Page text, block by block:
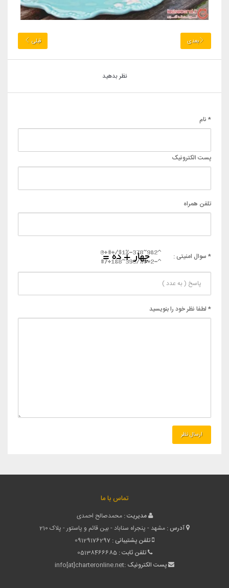
بعدی قبلی
نظر بدهید
* نام
پست الکترونیک
تلفن همراه
* سوال امنیتی :
* لطفا نظر خود را بنویسید
تماس با ما
مدیریت : محمدصالح احمدی
آدرس : مشهد - پنجراه سناباد - بین قائم و پاستور - پلاک 210
تلفن پشتیبانی : 09129176297
تلفن ثابت : 05138466685
پست الکترونیک :info[at]charteronline.net